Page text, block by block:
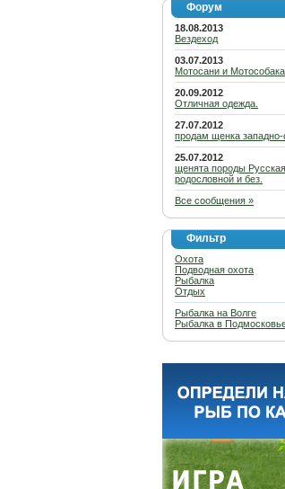
Форум
18.08.2013
Вездеход
03.07.2013
Мотосани и Мотособака
20.09.2012
Отличная одежда.
27.07.2012
продам щенка западно-
25.07.2012
щенята породы
родословной и без.
Все сообщения »
Фильтр
Охота
Подводная охота
Рыбалка
Отдых
Рыбалка на Волге
Рыбалка в